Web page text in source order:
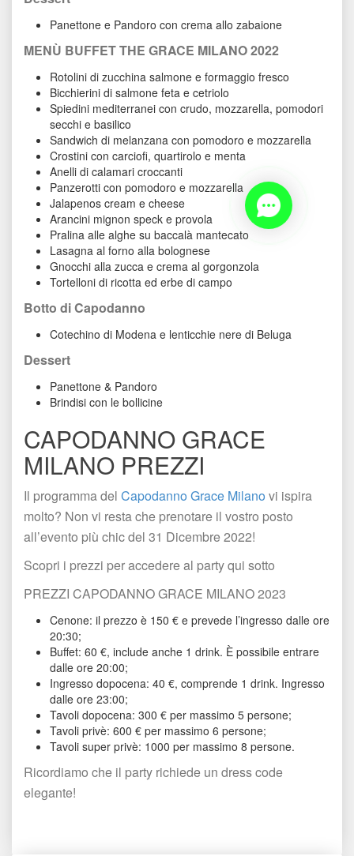
Panettone e Pandoro con crema allo zabaione
MENÙ BUFFET THE GRACE MILANO 2022
Rotolini di zucchina salmone e formaggio fresco
Bicchierini di salmone feta e cetriolo
Spiedini mediterranei con crudo, mozzarella, pomodori
ecchi e basilico
Sandwich di melanzana con pomodoro e mozzarella
Crostini con carciofi, quartirolo e menta
Anelli di calamari croccanti
Panzerotti con pomodoro e mozzarella
Jalapenos cream e cheese
Arancini mignon speck e provola
Pralina alle alghe su baccalà mantecato
Lasagna al forno alla bolognese
Gnocchi alla zucca e crema al gorgonzola
Tortelloni di ricotta ed erbe di campo
Botto di Capodanno
Cotechino di Modena e lenticchie nere di Beluga
Dessert
Panettone & Pandoro
Brindisi con le bollicine
CAPODANNO GRACE
MILANO PREZZI
Il programma del Capodanno Grace Milano vi ispira
molto? Non vi resta che prenotare il vostro posto
all’evento più chic del 31 Dicembre 2022!
Scopri i prezzi per accedere al party qui sotto
PREZZI CAPODANNO GRACE MILANO 2023
Cenone: il prezzo è 150 € e prevede l’ingresso dalle ore
20:30;
Buffet: 60 €, include anche 1 drink. È possibile entrare
dalle ore 20:00;
Ingresso dopocena: 40 €, comprende 1 drink. Ingresso
dalle ore 23:00;
Tavoli dopocena: 300 € per massimo 5 persone;
Tavoli privè: 600 € per massimo 6 persone;
Tavoli super privè: 1000 per massimo 8 persone.
Ricordiamo che il party richiede un dress code
elegante!